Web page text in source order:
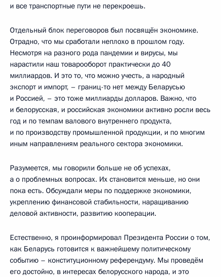
и все транспортные пути не перекроешь.
Отдельный блок переговоров был посвящён экономике.
Отрадно, что мы сработали неплохо в прошлом году.
Несмотря на разного рода пандемии и вирусы, мы
нарастили наш товарооборот практически до 40
миллиардов. И это то, что можно учесть, а народный
экспорт и импорт, – границ-то нет между Беларусью
и Россией, – это тоже миллиарды долларов. Важно, что
и белорусская, и российская экономики активно росли весь
год и по темпам валового внутреннего продукта,
и по производству промышленной продукции, и по многим
иным направлениям реального сектора экономики.
Разумеется, мы говорили больше не об успехах,
а о проблемных вопросах. Их становится меньше, но они
пока есть. Обсуждали меры по поддержке экономики,
укреплению финансовой стабильности, наращиванию
деловой активности, развитию кооперации.
Естественно, я проинформировал Президента России о том,
как Беларусь готовится к важнейшему политическому
событию – конституционному референдуму. Мы проведём
его достойно, в интересах белорусского народа, и это